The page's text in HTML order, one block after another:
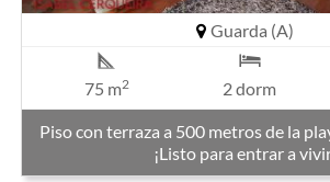
Guarda (A)
75 m2 2 dorm
Piso con terraza a 500 metros de la
¡Listo para entrar a